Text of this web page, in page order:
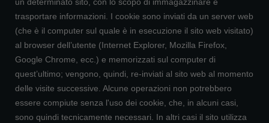
trasportare informazioni. I cookie sono inviati da un server web
(che è il computer sul quale è in esecuzione il sito web visitato)
al browser dell’utente (Internet Explorer, Mozilla Firefox,
Google Chrome, ecc.) e memorizzati sul computer di
quest’ultimo; vengono, quindi, re-inviati al sito web al momento
delle visite successive. Alcune operazioni non potrebbero
essere compiute senza l'uso dei cookie, che, in alcuni casi,
sono quindi tecnicamente necessari. In altri casi il sito utilizza